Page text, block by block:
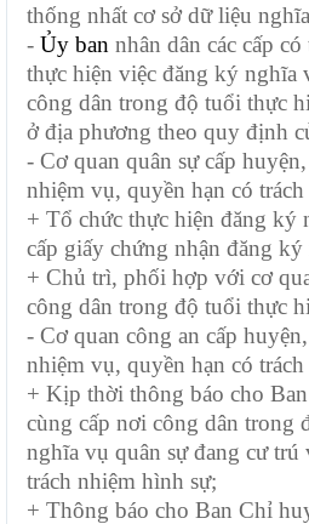
thống nhất cơ sở dữ liệu
- Ủy ban nhân dân các cấp
thực hiện việc đăng ký nghĩa
công dân trong độ tuổi thực
ở địa phương theo quy định
- Cơ quan quân sự cấp
nhiệm vụ, quyền hạn có
+ Tổ chức thực hiện đăng ký
cấp giấy chứng nhận đăng
+ Chủ trì, phối hợp với cơ
công dân trong độ tuổi thực
- Cơ quan công an cấp
nhiệm vụ, quyền hạn có
+ Kịp thời thông báo cho
cùng cấp nơi công dân trong
nghĩa vụ quân sự đang cư
trách nhiệm hình sự;
+ Thông báo cho Ban Chỉ